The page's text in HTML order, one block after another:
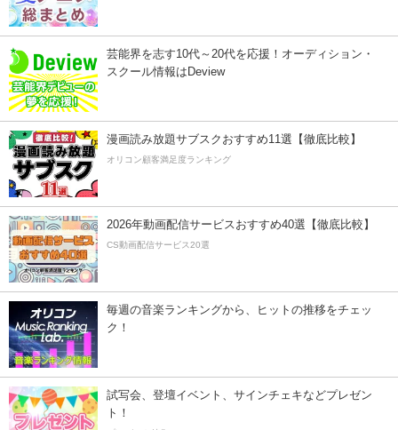
芸能界を志す10代～20代を応援！オーディション・
スクール情報はDeview
漫画読み放題サブスクおすすめ11選【徹底比較】
オリコン顧客満足度ランキング
2026年動画配信サービスおすすめ40選【徹底比較】
CS動画配信サービス20選
毎週の音楽ランキングから、ヒットの推移をチェッ
ク！
試写会、登壇イベント、サインチェキなどプレゼン
ト！